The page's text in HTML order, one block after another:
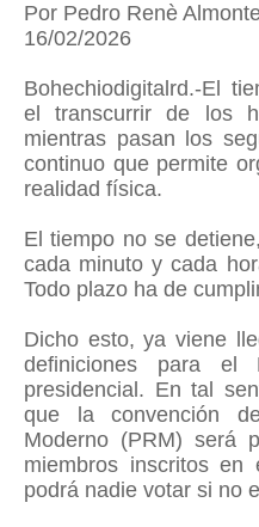
Por Pedro Renè
16/02/2026
Bohechiodigitalrd.-El
el transcurrir de los
mientras pasan los
continuo que permite
realidad física.
El tiempo no se
cada minuto y cada
Todo plazo ha de
Dicho esto, ya viene
definiciones para el
presidencial. En tal
que la convención
Moderno (PRM) será
miembros inscritos
podrá nadie votar si no